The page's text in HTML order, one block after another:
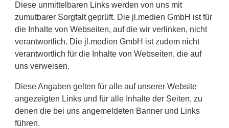
Diese unmittelbaren Links werden von uns mit
zumutbarer Sorgfalt geprüft. Die jl.medien GmbH ist für
die Inhalte von Webseiten, auf die wir verlinken, nicht
verantwortlich. Die jl.medien GmbH ist zudem nicht
verantwortlich für die Inhalte von Webseiten, die auf
uns verweisen.
Diese Angaben gelten für alle auf unserer Website
angezeigten Links und für alle Inhalte der Seiten, zu
denen die bei uns angemeldeten Banner und Links
führen.